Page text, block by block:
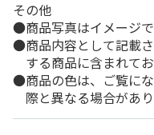
その他
商品写真はイメージで
商品内容として記載
する商品に含まれてお
商品の色は、ご覧に
際と異なる場合があり